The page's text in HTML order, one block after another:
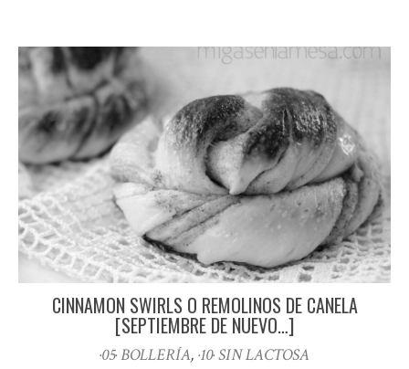
CINNAMON SWIRLS O REMOLINOS DE CANELA
[SEPTIEMBRE DE NUEVO…]
·05· BOLLERÍA, ·10· SIN LACTOSA